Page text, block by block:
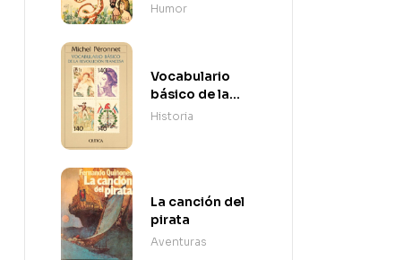
Humor
Vocabulario
básico de la
Revolución
Historia
La canción del
pirata
Aventuras